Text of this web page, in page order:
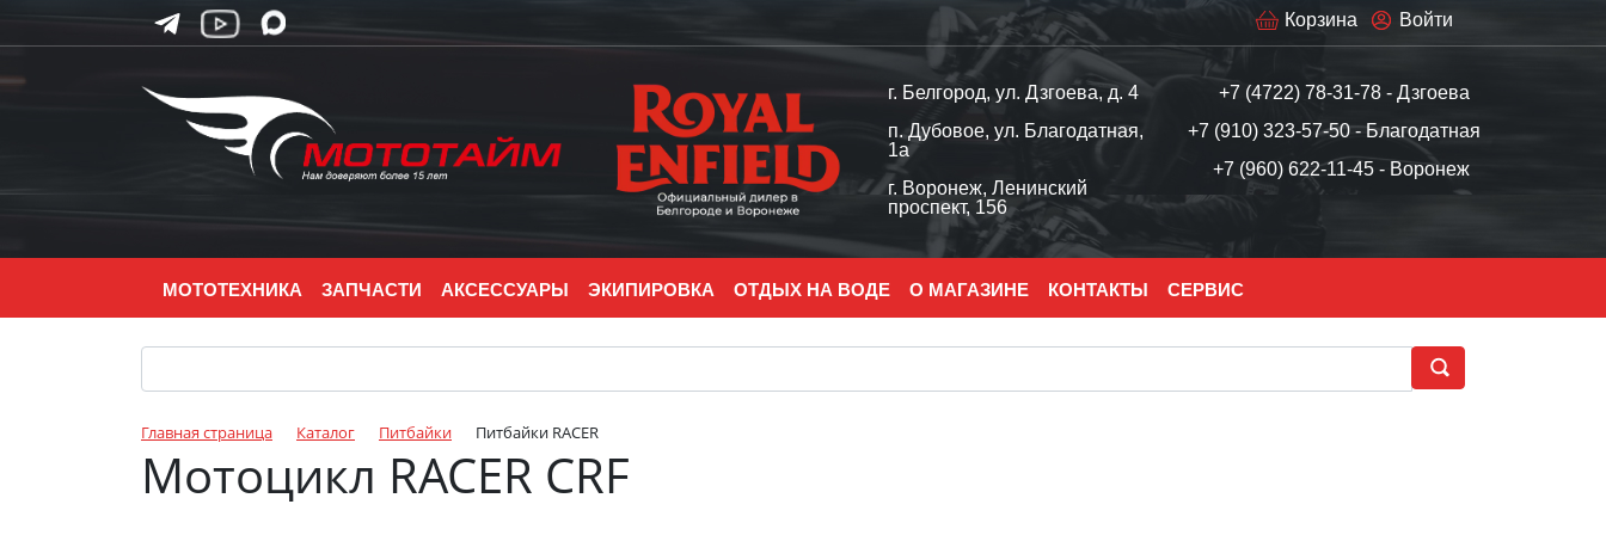
Войти
Корзина
г. Белгород, ул. Дзгоева, д. 4
п. Дубовое, ул. Благодатная,
1а
г. Воронеж, Ленинский
проспект, 156
+7 (4722) 78-31-78 - Дзгоева
+7 (910) 323-57-50 - Благодатная
+7 (960) 622-11-45 - Воронеж
МОТОТЕХНИКА ЗАПЧАСТИ АКСЕССУАРЫ ЭКИПИРОВКА ОТДЫХ НА ВОДЕ О МАГАЗИНЕ КОНТАКТЫ СЕРВИС
Главная страница Каталог Питбайки Питбайки RACER
Мотоцикл RACER CRF